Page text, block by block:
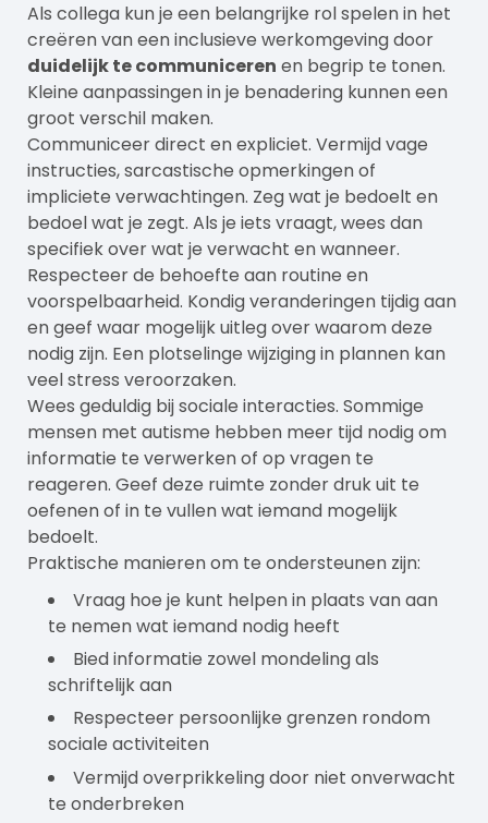
Als collega kun je een belangrijke rol spelen in het
creëren van een inclusieve werkomgeving door
duidelijk te communiceren en begrip te tonen.
Kleine aanpassingen in je benadering kunnen een
groot verschil maken.
Communiceer direct en expliciet. Vermijd vage
instructies, sarcastische opmerkingen of
impliciete verwachtingen. Zeg wat je bedoelt en
bedoel wat je zegt. Als je iets vraagt, wees dan
specifiek over wat je verwacht en wanneer.
Respecteer de behoefte aan routine en
voorspelbaarheid. Kondig veranderingen tijdig aan
en geef waar mogelijk uitleg over waarom deze
nodig zijn. Een plotselinge wijziging in plannen kan
veel stress veroorzaken.
Wees geduldig bij sociale interacties. Sommige
mensen met autisme hebben meer tijd nodig om
informatie te verwerken of op vragen te
reageren. Geef deze ruimte zonder druk uit te
oefenen of in te vullen wat iemand mogelijk
bedoelt.
Praktische manieren om te ondersteunen zijn:
Vraag hoe je kunt helpen in plaats van aan
te nemen wat iemand nodig heeft
Bied informatie zowel mondeling als
schriftelijk aan
Respecteer persoonlijke grenzen rondom
sociale activiteiten
Vermijd overprikkeling door niet onverwacht
te onderbreken